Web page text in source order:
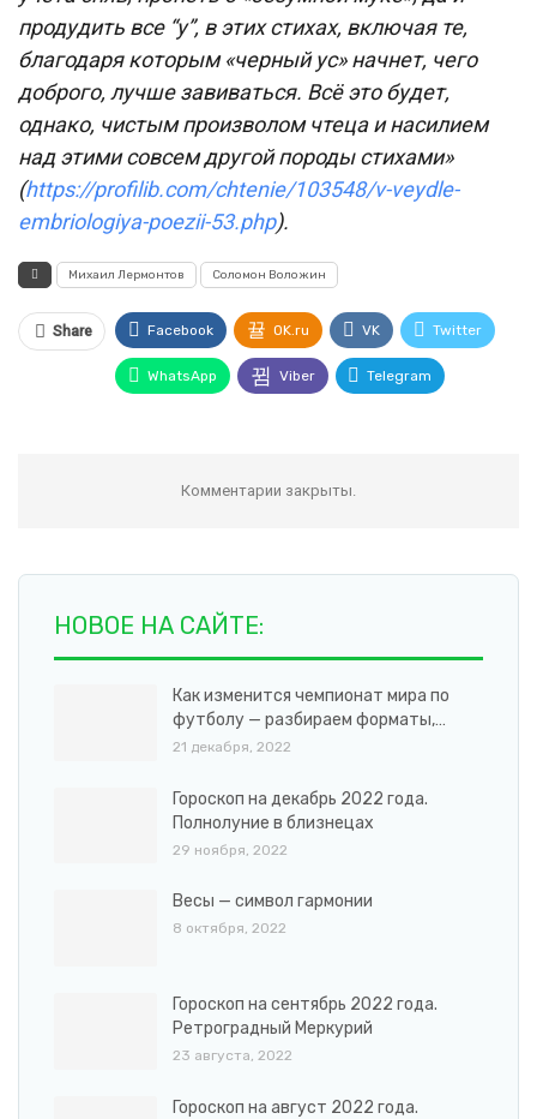
продудить все “у”, в этих стихах, включая те,
благодаря которым «черный ус» начнет, чего
доброго, лучше завиваться. Всё это будет,
однако, чистым произволом чтеца и насилием
над этими совсем другой породы стихами»
(https://profilib.com/chtenie/103548/v-veydle-
embriologiya-poezii-53.php).
Михаил Лермонтов Соломон Воложин
Share Facebook OK.ru VK Twitter
WhatsApp Viber Telegram
Комментарии закрыты.
НОВОЕ НА САЙТЕ:
Как изменится чемпионат мира по
футболу — разбираем форматы,…
21 декабря, 2022
Гороскоп на декабрь 2022 года.
Полнолуние в близнецах
29 ноября, 2022
Весы — символ гармонии
8 октября, 2022
Гороскоп на сентябрь 2022 года.
Ретроградный Меркурий
23 августа, 2022
Гороскоп на август 2022 года.